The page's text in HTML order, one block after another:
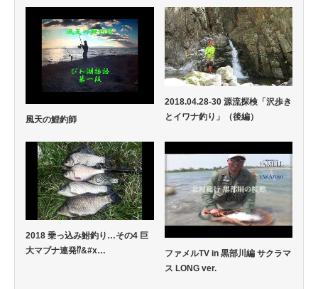
風天の鯉釣師
2018.04.28-30 源流探検「沢歩き
とイワナ釣り」（後編）
2018 乗っ込み鮒釣り…その4 巨
大マブナ連発⁉&#x…
ファメルTV in 黒部川編 サクラマ
ス LONG ver.